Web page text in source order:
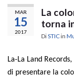
MAR
15
2017
La
torna
DiSTICin
La-La Land
di presentare la